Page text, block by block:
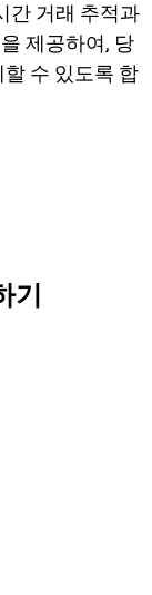
간 거래 추적과
제공하여, 당
수 있도록 합